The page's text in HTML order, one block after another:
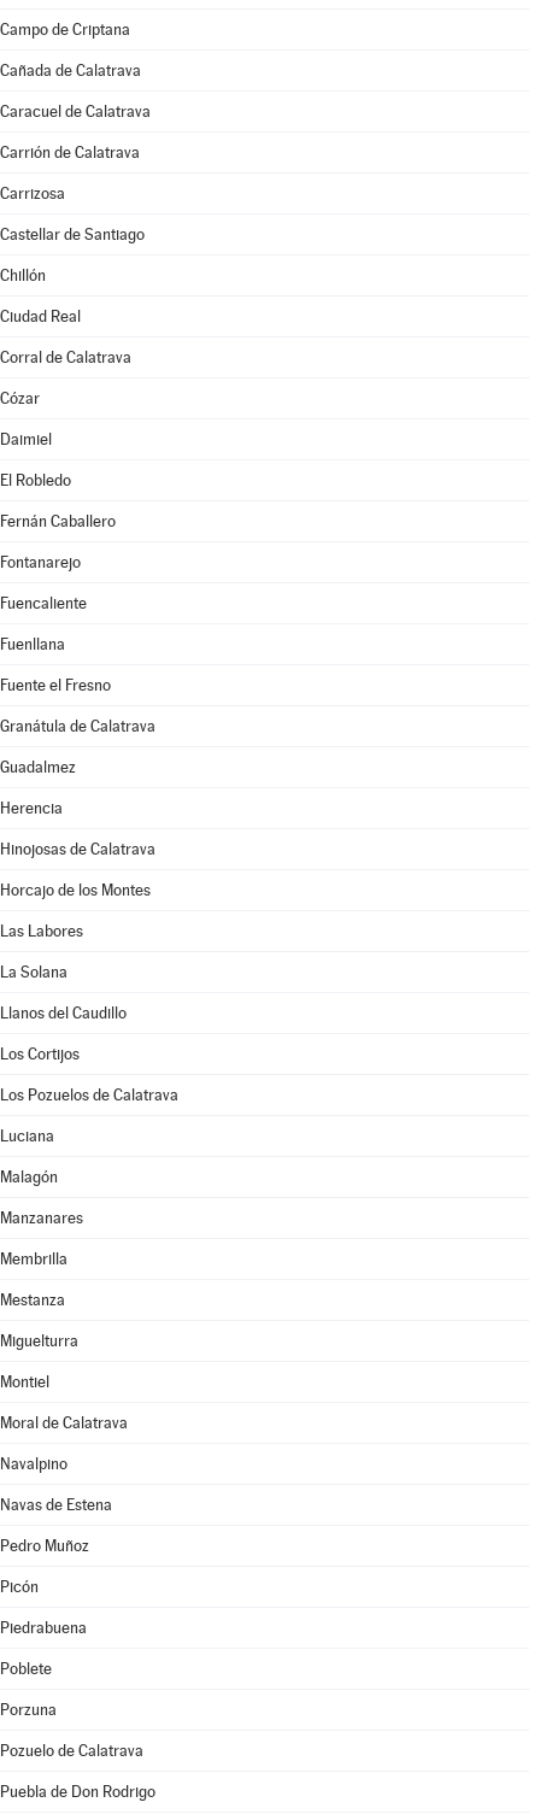
Campo de Criptana
Cañada de Calatrava
Caracuel de Calatrava
Carrión de Calatrava
Carrizosa
Castellar de Santiago
Chillón
Ciudad Real
Corral de Calatrava
Cózar
Daimiel
El Robledo
Fernán Caballero
Fontanarejo
Fuencaliente
Fuenllana
Fuente el Fresno
Granátula de Calatrava
Guadalmez
Herencia
Hinojosas de Calatrava
Horcajo de los Montes
Las Labores
La Solana
Llanos del Caudillo
Los Cortijos
Los Pozuelos de Calatrava
Luciana
Malagón
Manzanares
Membrilla
Mestanza
Miguelturra
Montiel
Moral de Calatrava
Navalpino
Navas de Estena
Pedro Muñoz
Picón
Piedrabuena
Poblete
Porzuna
Pozuelo de Calatrava
Puebla de Don Rodrigo